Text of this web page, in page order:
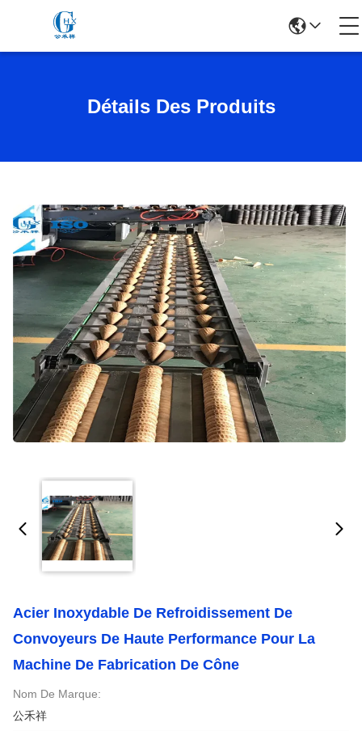
Détails Des Produits
Acier Inoxydable De Refroidissement De
Convoyeurs De Haute Performance Pour La
Machine De Fabrication De Cône
Nom De Marque:
公禾祥